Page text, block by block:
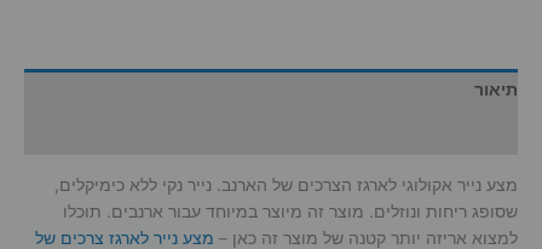
תיאור
מצע נייר אקולוגי לארגז הצרכים של הארנב. נייר נקי ללא כימיקלים,
שסופג ריחות ונוזלים. מוצר זה מיוצר במיוחד עבור ארנבים. תוכלו
למצוא אריזה יותר קטנה של מוצר זה כאן – מצע נייר לארגז צרכים של